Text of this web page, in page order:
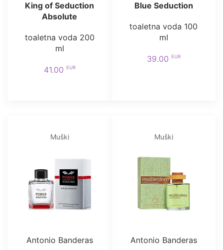
King of Seduction
Absolute
toaletna voda 200
ml
41.00 EUR
Blue Seduction
toaletna voda 100
ml
39.00 EUR
Muški
Antonio Banderas
Muški
Antonio Banderas